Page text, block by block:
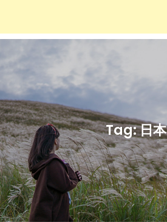
Tag:日本